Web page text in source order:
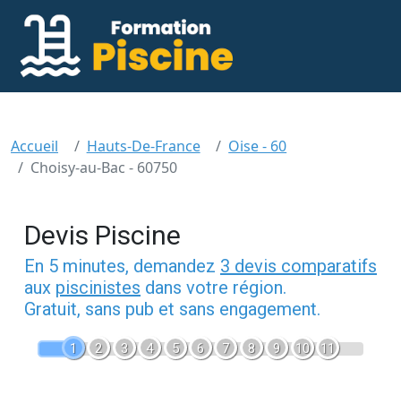
Accueil Hauts-De-France
Oise - 60
Choisy-au-Bac - 60750
Devis Piscine
En 5 minutes, demandez 3 devis comparatifs
aux piscinistes dans votre région.
Gratuit, sans pub et sans engagement.
1 2 3 4 5 6 7 8 9 10 11